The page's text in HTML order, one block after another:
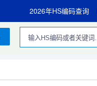
2026年HS编码查询